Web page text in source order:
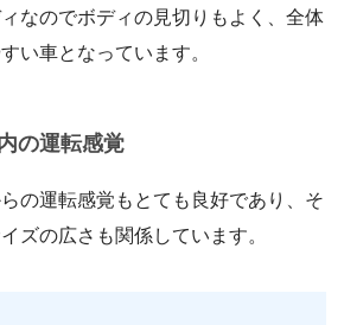
なのでボディの見切りもよく、全体
い車となっています。
の運転感覚
の運転感覚もとても良好であり、そ
ズの広さも関係しています。